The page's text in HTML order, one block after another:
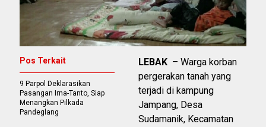
LEBAK – Warga korban
pergerakan tanah yang
terjadi di kampung
Jampang, Desa
Sudamanik, Kecamatan
Pos Terkait
9 Parpol Deklarasikan
Pasangan Irna-Tanto, Siap
Menangkan Pilkada
Pandeglang